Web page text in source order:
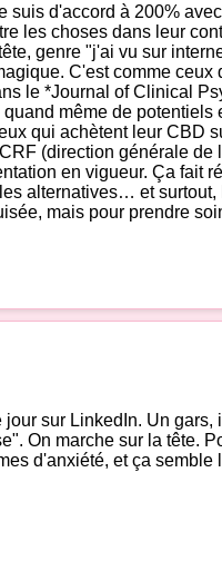
suis d'accord à 200%
les choses dans leur
genre "j'ai vu sur
C'est comme
le *Journal of Clinical
même de
qui achètent leur
(direction générale
en vigueur. Ça fait
alternatives… et
mais pour prendre
sur LinkedIn. Un
On marche sur la tête.
d'anxiété, et ça